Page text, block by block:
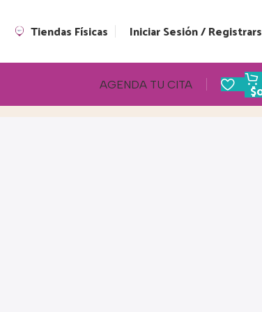
Tiendas Físicas Iniciar Sesión /
AGENDA TU CITA $